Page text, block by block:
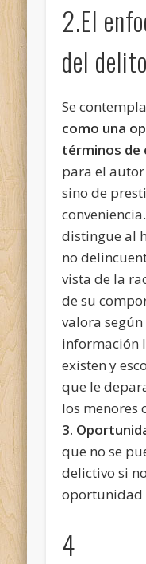
2.El
del delito
Se
como una
términos de
para el
sino de
distingue al
no
vista de la
de su
valora
información
existen y
que le
los menores
3.
que no se
delictivo si
oportunidad
4